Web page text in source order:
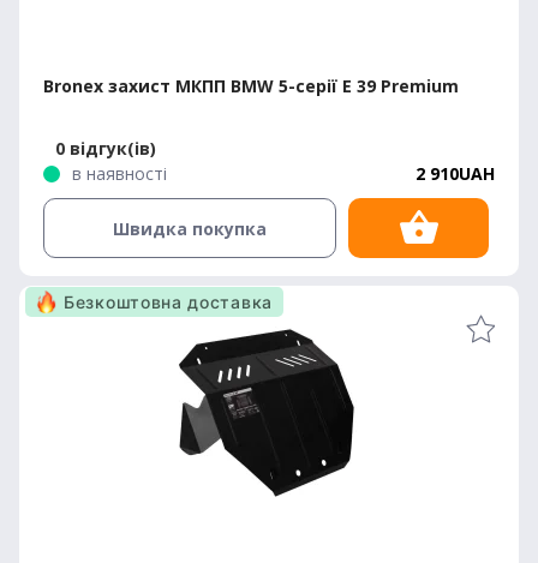
Bronex захист МКПП BMW 5-серії E 39 Premium
0 відгук(ів)
в наявності
2 910UAH
Швидка покупка
Безкоштовна доставка